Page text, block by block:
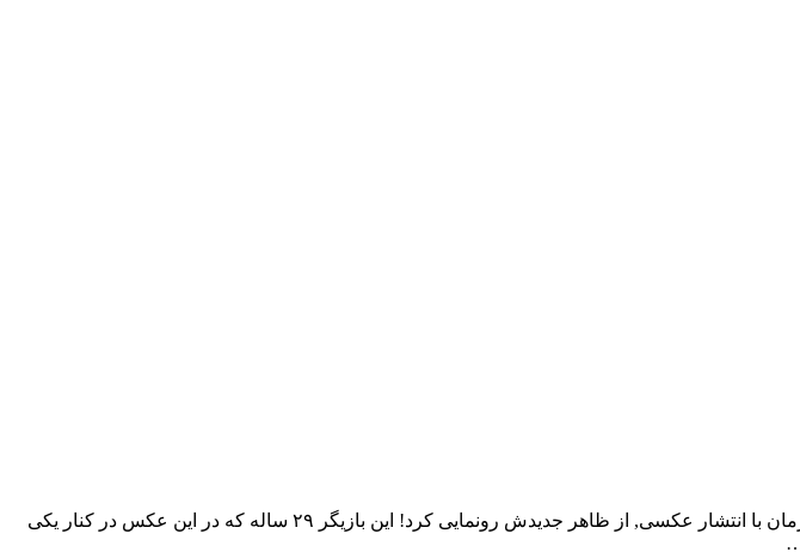
عکس و استایل جدید سحر قریشی در اینستاگرام را در ادامه مشاهده می کنید سحر قریشی بازیگر کشورمان با انتشار عکسی, از ظاهر جدیدش رونمایی کرد! این بازیگر ۲۹ ساله که در این عکس در کنار یکی